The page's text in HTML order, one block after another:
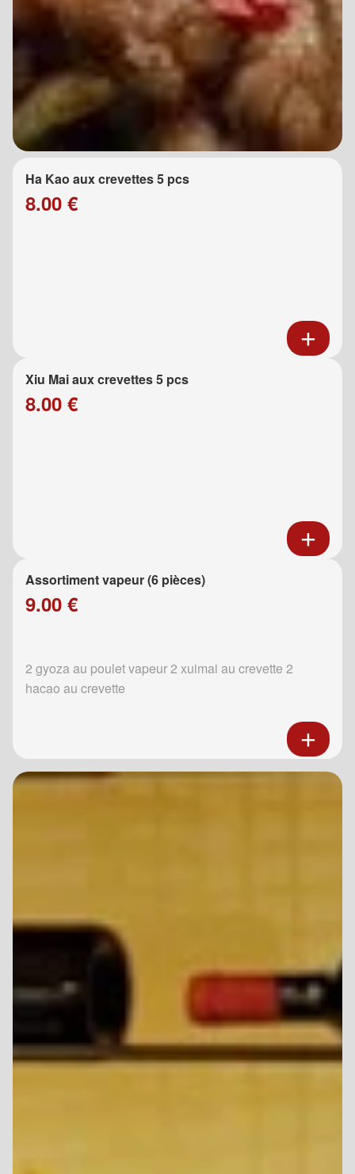
Ha Kao aux crevettes 5 pcs
8.00 €
Xiu Mai aux crevettes 5 pcs
8.00 €
Assortiment vapeur (6 pièces)
9.00 €
2 gyoza au poulet vapeur 2 xuimai au crevette 2
hacao au crevette